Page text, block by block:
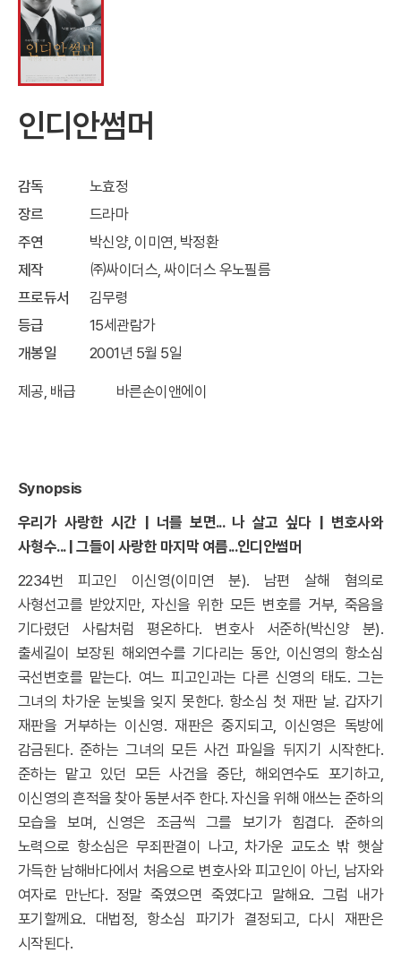
인디안썸머
감독
노효정
장르
드라마
주연
박신양, 이미연, 박정환
제작
㈜싸이더스, 싸이더스 우노필름
프로듀서
김무령
등급
15세관람가
개봉일
2001년 5월 5일
제공, 배급 바른손이앤에이
Synopsis
우리가 사랑한 시간| 너를 보면... 나 살고 싶다| 변호사와
사형수... |그들이 사랑한 마지막 여름...인디안썸머
2234번 피고인 이신영(이미연 분). 남편 살해 혐의로
사형선고를 받았지만,자신을 위한 모든 변호를 거부 죽음을
기다렸던 사람처럼 평온하다. 변호사 서준하(박신양 분).
출세길이 보장된 해외연수를 기다리는 동안, 이신영의 항소심
국선변호를 맡는다. 여느 피고인과는 다른 신영의 태도.그는
그녀의 차가운 눈빛을 잊지 못한다. 항소심 첫 재판 날. 갑자기
재판을 거부하는 이신영. 재판은 중지되고
이신영은 독방에
감금된다.준하는 그녀의 모든 사건 파일을 뒤지기 시작한다.
준하는 맡고 있던 모든 사건을 중단, 해외연수도 포기하고
이신영의 흔적을 찾아 동분서주 한다.자신을 위해 애쓰는 준하의
모습을 보며 ,신영은 조금씩 그를 보기가 힘겹다. 준하의
노력으로 항소심은 무죄판결이 나고 ,차가운 교도소 밖 햇살
가득한 남해바다에서 처음으로 변호사와 피고인이 아닌 남자와
여자로 만난다. 정말 죽였으면 죽였다고 말해요.그럼 내가
포기할께요. 대법정 항소심 파기가 결정되고
다시 재판은
시작된다.